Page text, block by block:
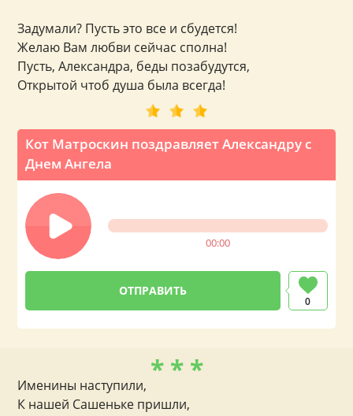
Кот Матроскин поздравляет Александру с
Днем Ангела
00:00
0
Задумали? Пусть это все и сбудется!
Желаю Вам любви сейчас сполна!
Пусть, Александра, беды позабудутся,
Открытой чтоб душа была всегда!
* * *
Именины наступили,
К нашей Сашеньке пришли,